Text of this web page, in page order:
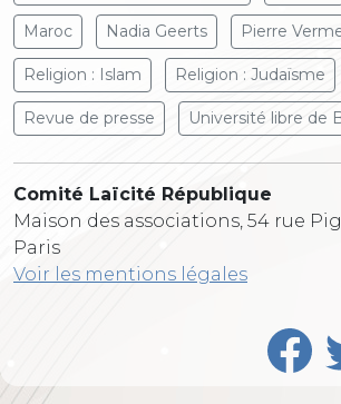
Maroc Nadia Geerts Pierre
Religion : Islam Religion : Judaïsme
Revue de presse Université libre de
Comité Laïcité République
Maison des associations, 54 rue
Paris
Voir les mentions légales